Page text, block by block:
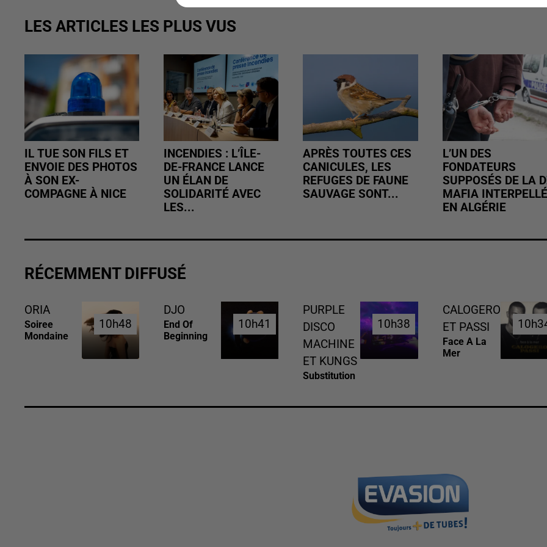
LES ARTICLES LES PLUS VUS
IL TUE SON FILS ET
ENVOIE DES PHOTOS
À SON EX-
COMPAGNE À NICE
INCENDIES : L’ÎLE-
DE-FRANCE LANCE
UN ÉLAN DE
SOLIDARITÉ AVEC
LES...
APRÈS TOUTES CES
CANICULES, LES
REFUGES DE FAUNE
SAUVAGE SONT...
L’UN DES
FONDATEURS
SUPPOSÉS DE LA
MAFIA INTERPELLÉ
EN ALGÉRIE
RÉCEMMENT DIFFUSÉ
ORIA
Soiree
Mondaine
10h48
10h48
DJO
End Of
Beginning
10h41
10h41
PURPLE
DISCO
MACHINE
ET KUNGS
Substitution
10h38
10h38
CALOGERO
ET PASSI
Face A La
Mer